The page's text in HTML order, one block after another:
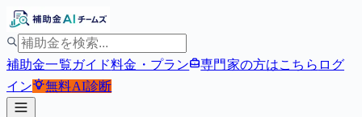
補助金一覧ガイド料金・プラン 専門家の方はこちら ログ
イン
無料AI診断